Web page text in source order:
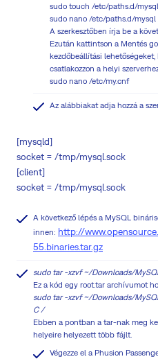
sudo touch /etc/paths.d/mysql
sudo nano /etc/paths.d/mysql
A szerkesztőben írja be a
Ezután kattintson a Mentés
kezdőbeállítási
csatlakozzon a helyi
sudo nano /etc/my.cnf
Az alábbiakat adja hozzá a
[mysqld]
socket = /tmp/mysql.sock
[client]
socket = /tmp/mysql.sock
A következő lépés a MySQL
innen: http://
55.binaries.tar.gz
sudo tar -xzvf ~/Downloads/
Ez a kód egy root.tar archívumot
sudo tar -xzvf ~/Downloads/
C /
Ebben a pontban a tar-nak meg
helyeire helyezett több fájlt.
Végezze el a Phusion